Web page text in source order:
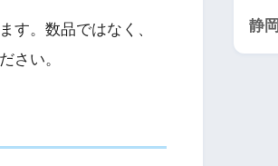
す。数品ではなく、
さい。
静岡